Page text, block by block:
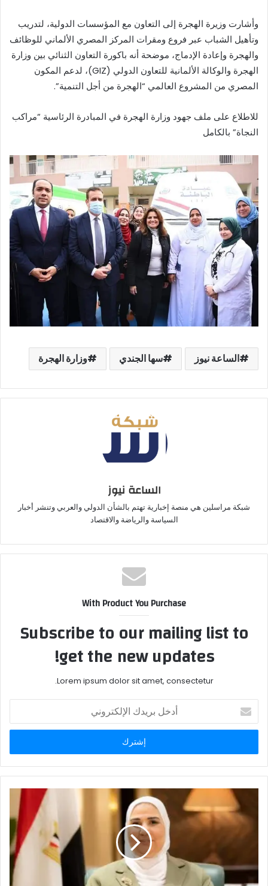
وأشارت وزيرة الهجرة إلى التعاون مع المؤسسات الدولية، لتدريب
وتأهيل الشباب عبر فروع ومقرات المركز المصري الألماني للوظائف
والهجرة وإعادة الإدماج، موضحة أنه باكورة التعاون الثنائي بين وزارة
الهجرة والوكالة الألمانية للتعاون الدولي (GIZ)، لدعم المكون
المصري من المشروع العالمي “الهجرة من أجل التنمية”.
للاطلاع على ملف جهود وزارة الهجرة في المبادرة الرئاسية “مراكب
النجاة” بالكامل
الساعة نيوز سها الجندي وزارة الهجرة
الساعة نيوز
شبكة مراسلين هي منصة إخبارية تهتم بالشأن الدولي والعربي وتنشر أخبار
السياسة والرياضة والاقتصاد
With Product You Purchase
Subscribe to our mailing list to
get the new updates!
Lorem ipsum dolor sit amet, consectetur.
بريدك
الإلكتروني